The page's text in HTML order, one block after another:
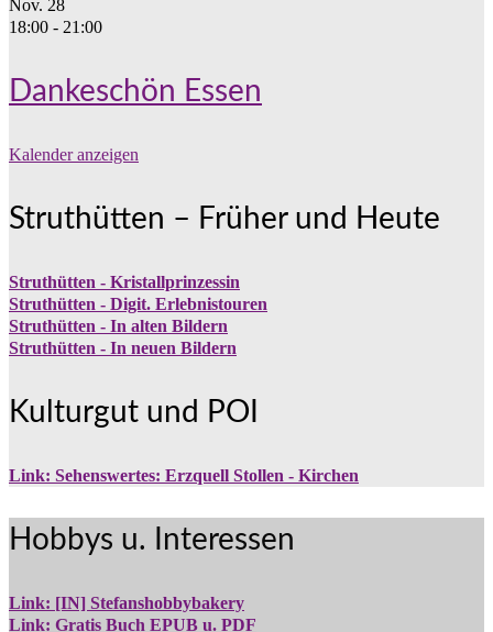
Nov. 28
18:00 - 21:00
Dankeschön Essen
Kalender anzeigen
Struthütten – Früher und Heute
Struthütten - Kristallprinzessin
Struthütten - Digit. Erlebnistouren
Struthütten - In alten Bildern
Struthütten - In neuen Bildern
Kulturgut und POI
Link: Sehenswertes: Erzquell Stollen - Kirchen
Hobbys u. Interessen
Link: [IN] Stefanshobbybakery
Link: Gratis Buch EPUB u. PDF